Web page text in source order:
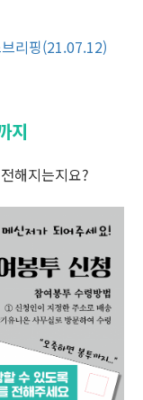
리핑(21.07.12)
지
해지는지요?